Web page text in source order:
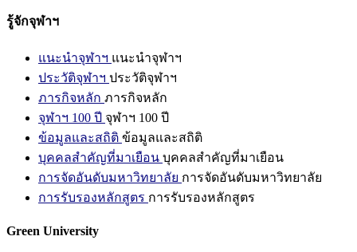
รู้จักจุฬาฯ
แนะนำจุฬาฯ แนะนำจุฬาฯ
ประวัติจุฬาฯ ประวัติจุฬาฯ
ภารกิจหลัก ภารกิจหลัก
จุฬาฯ 100 ปี จุฬาฯ 100 ปี
ข้อมูลและสถิติ ข้อมูลและสถิติ
บุคคลสำคัญที่มาเยือน บุคคลสำคัญที่มาเยือน
การจัดอันดับมหาวิทยาลัย การจัดอันดับมหาวิทยาลัย
การรับรองหลักสูตร การรับรองหลักสูตร
Green University